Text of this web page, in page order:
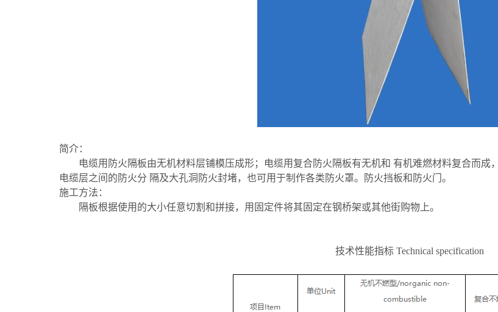
简介：
电缆用防火隔板由无机材料层铺模压成形；电缆用复合防火隔板有无机和 有机难燃材料复合而
电缆层之间的防火分 隔及大孔洞防火封堵，也可用于制作各类防火罩。防火挡板和防火门。
施工方法：
隔板根据使用的大小任意切割和拼接，用固定件将其固定在钢桥架或其他街购物上。
技术性能指标 Technical specification